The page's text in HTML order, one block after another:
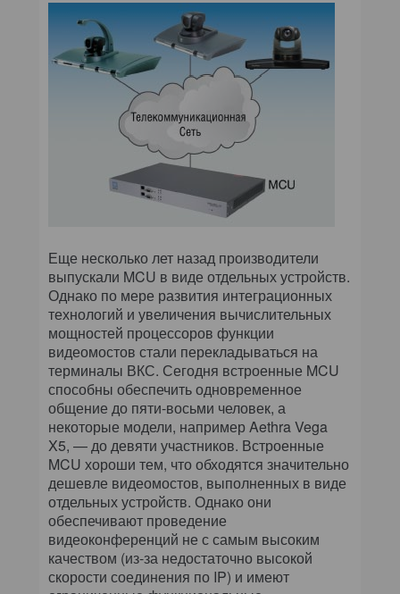
Еще несколько лет назад производители
выпускали MCU в виде отдельных устройств.
Однако по мере развития интеграционных
технологий и увеличения вычислительных
мощностей процессоров функции
видеомостов стали перекладываться на
терминалы ВКС. Сегодня встроенные MCU
способны обеспечить одновременное
общение до пяти-восьми человек, а
некоторые модели, например Aethra Vega
X5, — до девяти участников. Встроенные
MCU хороши тем, что обходятся значительно
дешевле видеомостов, выполненных в виде
отдельных устройств. Однако они
обеспечивают проведение
видеоконференций не с самым высоким
качеством (из-за недостаточно высокой
скорости соединения по IP) и имеют